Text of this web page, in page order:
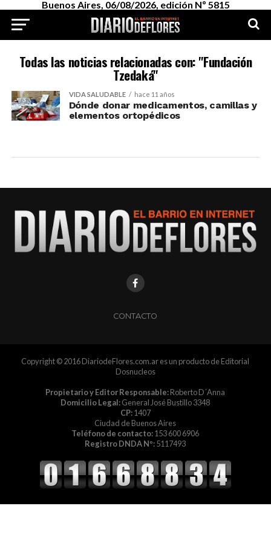
Buenos Aires, 06/08/2026, edición Nº 5815
Todas las noticias relacionadas con: "Fundación
Tzedaká"
VIDA SALUDABLE hace 11 años
Dónde donar medicamentos, camillas y
elementos ortopédicos
CONTACTO
Copyright © 2016 DiariodeFlores.com.ar es un producto de Editorial
Dosnucleos
Propietario y Editor Responsable:Roberto D´Anna
Domicilio Legal:General José Bustillo 3348
CP:1407
Ciudad de Buenos Aires
Teléfono de contacto:153 600 6906
Registro DNDA Nº:5117493